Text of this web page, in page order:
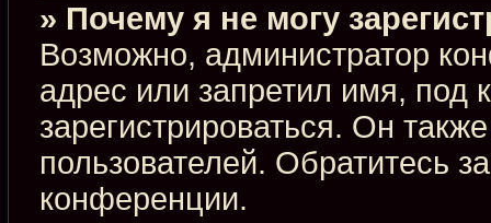
» Почему я не могу
Возможно, администратор
адрес или запретил имя, под
зарегистрироваться. Он
пользователей. Обратитесь
конференции.